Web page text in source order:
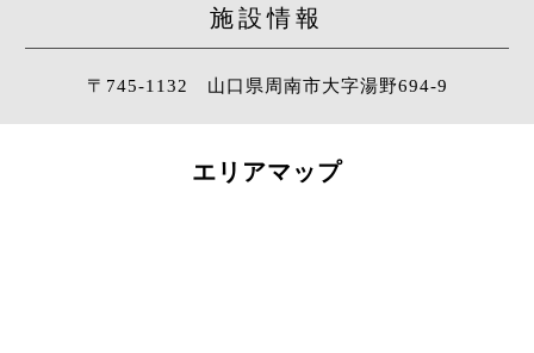
施設情報
〒745-1132 山口県周南市大字湯野694-9
エリアマップ